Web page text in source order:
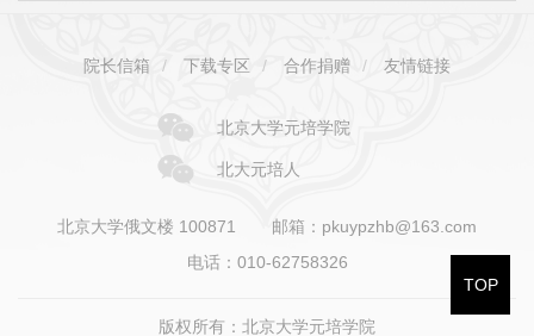
TOP
院长信箱 / 下载专区 / 合作捐赠 / 友情链接
北京大学元培学院
北大元培人
北京大学俄文楼 100871
邮箱：pkuypzhb@163.com
电话：010-62758326
版权所有：北京大学元培学院